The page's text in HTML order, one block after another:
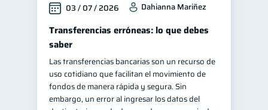
Doble sueldo
Gasto responsable
información financiera
03 / 07 / 2026 Dahianna Mariñez
Transferencias erróneas: lo que debes
saber
Las transferencias bancarias son un recurso de
uso cotidiano que facilitan el movimiento de
fondos de manera rápida y segura. Sin
embargo, un error al ingresar los datos del